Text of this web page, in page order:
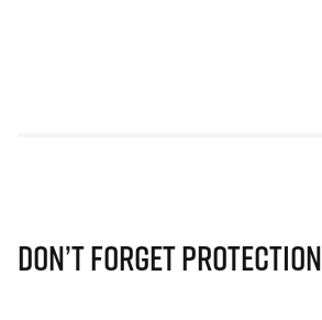
Don’t Forget Protection